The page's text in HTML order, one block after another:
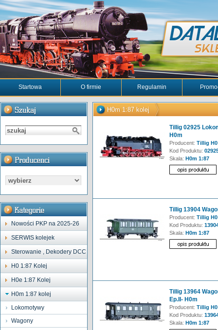
Startowa O firmie Regulamin
Nowości PKP na 2025-26
SERWIS kolejek
Sterowanie , Dekodery DCC
H0 1:87 Kolej
H0e 1:87 Kolej
H0m 1:87 kolej
Lokomotywy
Wagony
H0m 1:87 kolej
Tillig 02925
H0m
Producent: Tillig H0
Kod Produktu:
Skala: H0m 1:87
Tillig 13904
Producent: Tillig H0
Kod Produktu:
Skala: H0m 1:87
Tillig 13964
Ep.II- H0m
Producent: Tillig H0
Kod Produktu:
Skala: H0m 1:87